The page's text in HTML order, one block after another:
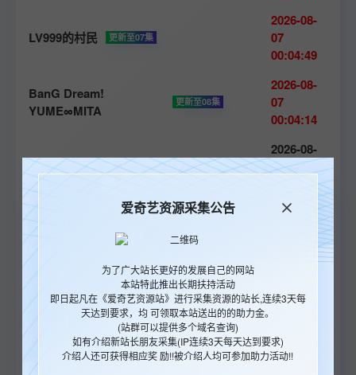
LV999的村民 更新至07集
2026-08-
07
00:04:49
BanG Dream!
YUME∞MITA
更新至08集
2026-08-
07
00:04:14
当光芒消逝 更新至07集
2026-08-
06
马背上的银行 更新至06集
2026-08-
文豪野犬 汪！第二季 更新至06集
06
令和的斑小姐 更新至06集
2026-08-
06
本站特此推出长期扶持活动
即日起凡在《爱奇艺资源站》进行采集资源的站长,连续3天每
天达到要求，均 可领取本站送出的的助力金。
(站群可以提供多个域名查询)
如有介绍新站长朋友采集(IP连续3天每天达到要求)
介绍人还可获得相应奖 励!!被介绍人均可参加助力活动!!
爱奇艺资源采集公告
为了广大站长更好的发展自己的网站
本站特此推出长期扶持活动
即日起凡在《爱奇艺资源站》进行采集资源的站长,连续3天每
天达到要求，均 可领取本站送出的的助力金。
(站群可以提供多个域名查询)
如有介绍新站长朋友采集(IP连续3天每天达到要求)
介绍人还可获得相应奖 励!!被介绍人均可参加助力活动!!